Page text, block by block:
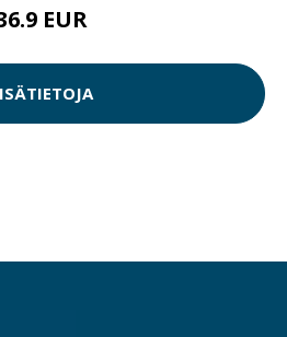
EUR